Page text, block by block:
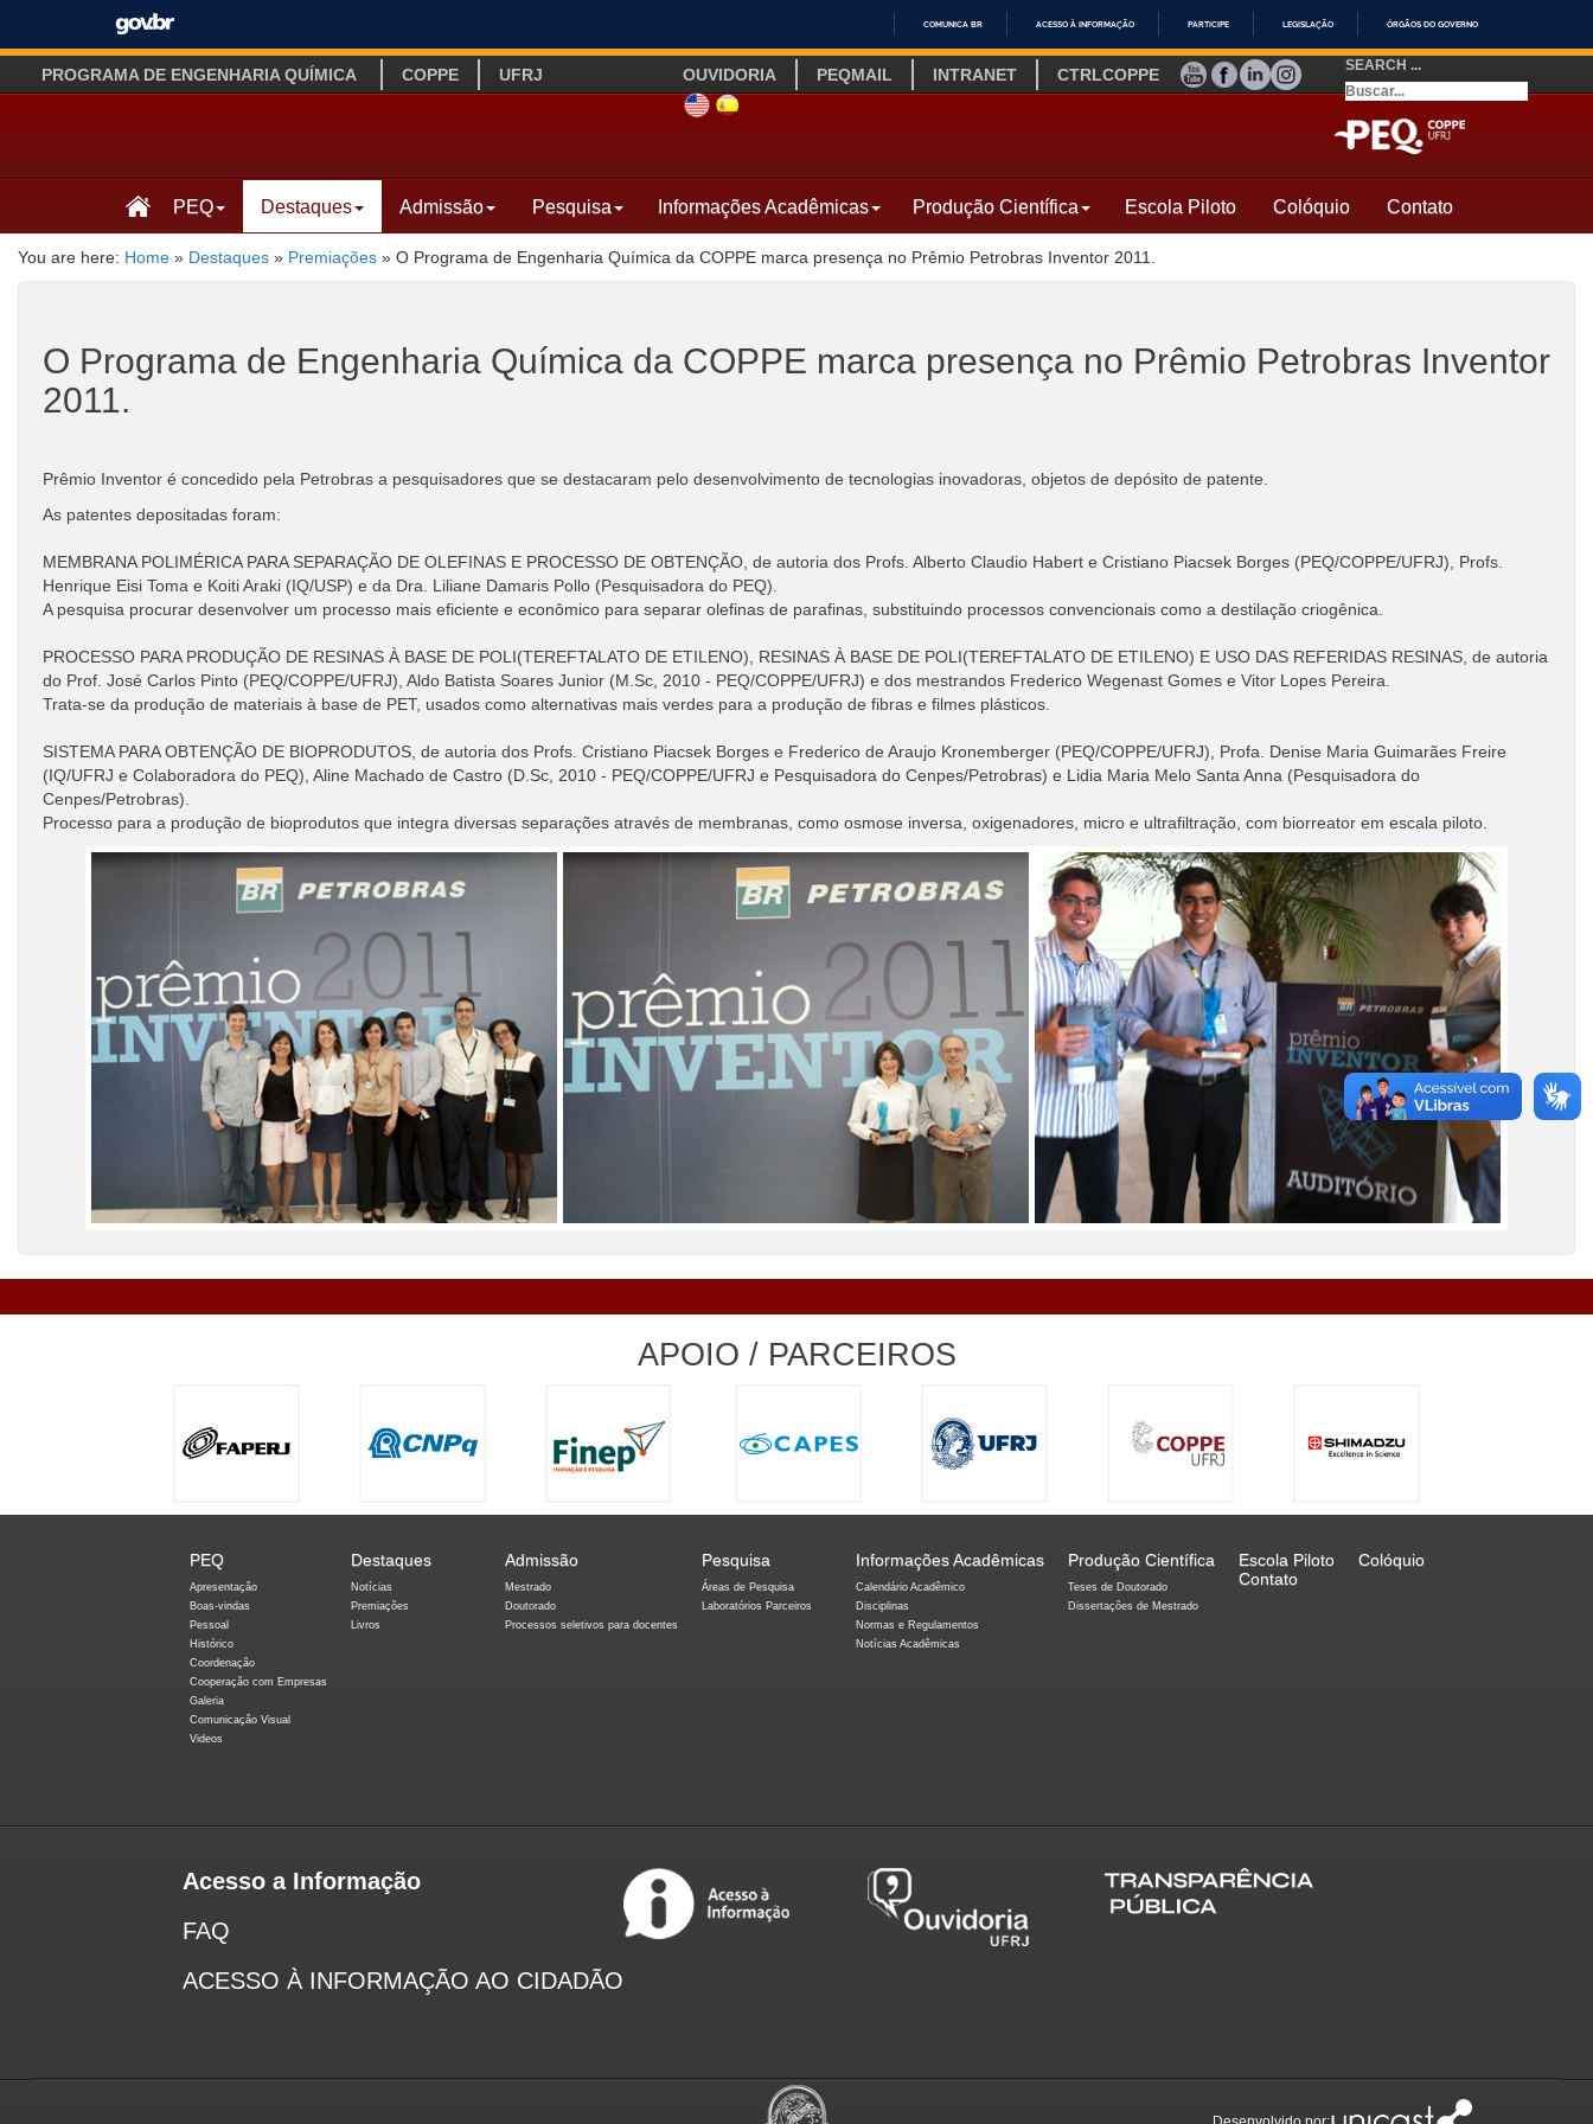
IR
O
COMUNICA BR ACESSO À INFORMAÇÃO PARTICIPE LEGISLAÇÃO ÓRGÃOS DO GOVERNO
PROGRAMA DE ENGENHARIA QUÍMICA COPPE UFRJ OUVIDORIA PEQMAIL INTRANET CTRLCOPPE YOUTUBE
FACEBOOK
LINKEDIN
INSTAGRAM
SITE INGLÊS
LINK SITE ESPANHOL
SEARCH ...
PEQ Destaques Admissão Pesquisa Informações Acadêmicas Produção Científica Escola Piloto Colóquio Contato
You are here: Home » Destaques » Premiações » O Programa de Engenharia Química da COPPE marca presença no Prêmio Petrobras Inventor 2011.
O Programa de Engenharia Química da COPPE marca presença no Prêmio Petrobras Inventor
2011.
Prêmio Inventor é concedido pela Petrobras a pesquisadores que se destacaram pelo desenvolvimento de tecnologias inovadoras, objetos de depósito de patente.
As patentes depositadas foram:
MEMBRANA POLIMÉRICA PARA SEPARAÇÃO DE OLEFINAS E PROCESSO DE OBTENÇÃO, de autoria dos Profs. Alberto Claudio Habert e Cristiano Piacsek Borges (PEQ/COPPE/UFRJ), Profs.
Henrique Eisi Toma e Koiti Araki (IQ/USP) e da Dra. Liliane Damaris Pollo (Pesquisadora do PEQ).
A pesquisa procurar desenvolver um processo mais eficiente e econômico para separar olefinas de parafinas, substituindo processos convencionais como a destilação criogênica.
PROCESSO PARA PRODUÇÃO DE RESINAS À BASE DE POLI(TEREFTALATO DE ETILENO), RESINAS À BASE DE POLI(TEREFTALATO DE ETILENO) E USO DAS REFERIDAS RESINAS, de autoria
do Prof. José Carlos Pinto (PEQ/COPPE/UFRJ), Aldo Batista Soares Junior (M.Sc, 2010 - PEQ/COPPE/UFRJ) e dos mestrandos Frederico Wegenast Gomes e Vitor Lopes Pereira.
Trata-se da produção de materiais à base de PET, usados como alternativas mais verdes para a produção de fibras e filmes plásticos.
SISTEMA PARA OBTENÇÃO DE BIOPRODUTOS, de autoria dos Profs. Cristiano Piacsek Borges e Frederico de Araujo Kronemberger (PEQ/COPPE/UFRJ), Profa. Denise Maria Guimarães Freire
(IQ/UFRJ e Colaboradora do PEQ), Aline Machado de Castro (D.Sc, 2010 - PEQ/COPPE/UFRJ e Pesquisadora do Cenpes/Petrobras) e Lidia Maria Melo Santa Anna (Pesquisadora do
Cenpes/Petrobras).
Processo para a produção de bioprodutos que integra diversas separações através de membranas, como osmose inversa, oxigenadores, micro e ultrafiltração, com biorreator em escala piloto.
APOIO / PARCEIROS
PEQ
Apresentação
Boas-vindas
Pessoal
Histórico
Coordenação
Cooperação com Empresas
Galeria
Comunicação Visual
Videos
Destaques
Notícias
Premiações
Livros
Admissão
Mestrado
Doutorado
Processos seletivos para docentes
Pesquisa
Áreas de Pesquisa
Laboratórios Parceiros
Informações Acadêmicas
Calendário Acadêmico
Disciplinas
Normas e Regulamentos
Notícias Acadêmicas
Produção Científica
Teses de Doutorado
Dissertações de Mestrado
Escola Piloto
Colóquio
Contato
Acesso a Informação
FAQ
ACESSO À INFORMAÇÃO AO CIDADÃO